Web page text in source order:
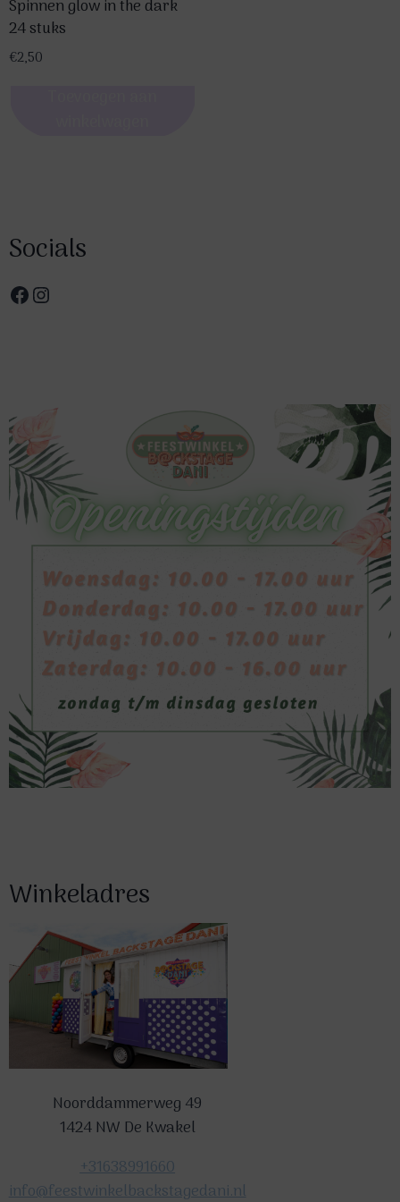
Spinnen glow in the dark
24 stuks
€2,50
Socials
Facebook
Instagram
Winkeladres
Noorddammerweg 49
1424 NW De Kwakel
+31638991660
info@feestwinkelbackstagedani.nl